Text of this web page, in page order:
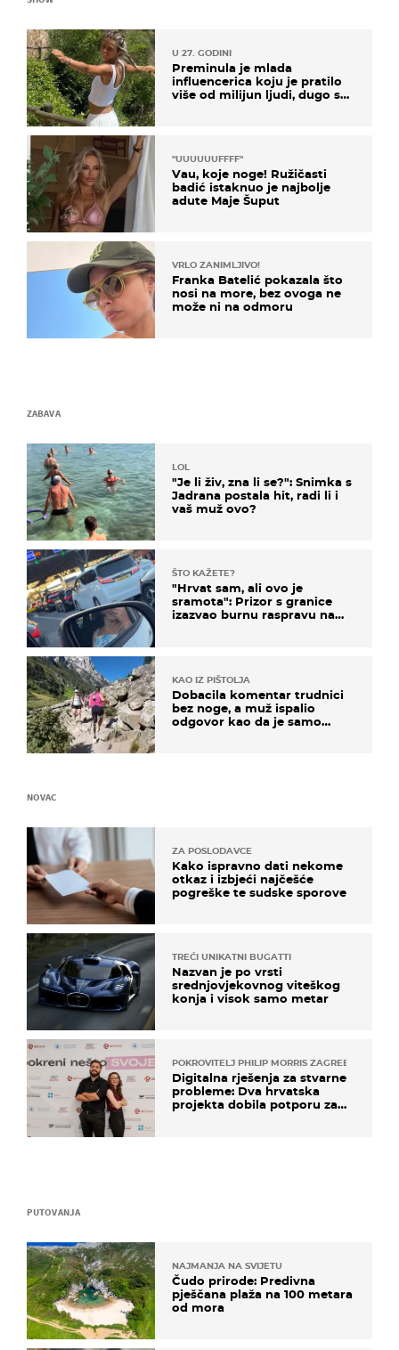
U 27. GODINI
Preminula je mlada
influencerica koju je pratilo
više od milijun ljudi, dugo se
"UUUUUUFFFF"
Vau, koje noge! Ružičasti
badić istaknuo je najbolje
adute Maje Šuput
VRLO ZANIMLJIVO!
Franka Batelić pokazala što
nosi na more, bez ovoga ne
može ni na odmoru
ZABAVA
LOL
"Je li živ, zna li se?": Snimka s
Jadrana postala hit, radi li i
vaš muž ovo?
ŠTO KAŽETE?
"Hrvat sam, ali ovo je
sramota": Prizor s granice
izazvao burnu raspravu na
KAO IZ PIŠTOLJA
Dobacila komentar trudnici
bez noge, a muž ispalio
odgovor kao da je samo
PUTOVANJA
NAJMANJA NA SVIJETU
Čudo prirode: Predivna
pješčana plaža na 100 metara
od mora
NOVAC
ZA POSLODAVCE
Kako ispravno dati nekome
otkaz i izbjeći najčešće
pogreške te sudske sporove
TREĆI UNIKATNI BUGATTI
Nazvan je po vrsti
srednjovjekovnog viteškog
konja i visok samo metar
POKROVITELJ PHILIP MORRIS ZAGREB
Digitalna rješenja za stvarne
probleme: Dva hrvatska
projekta dobila potporu za